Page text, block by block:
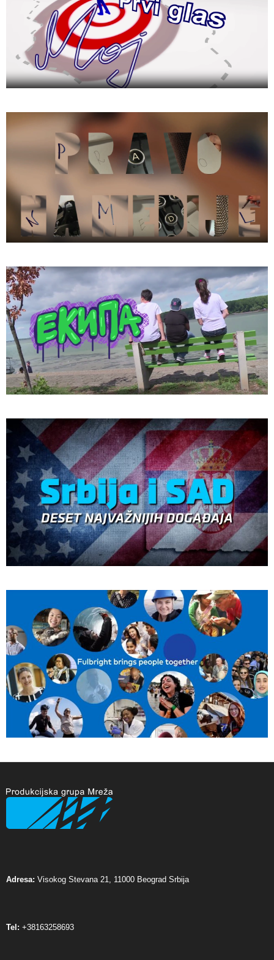
Adresa: Visokog Stevana 21, 11000 Beograd Srbija
Tel: +38163258693